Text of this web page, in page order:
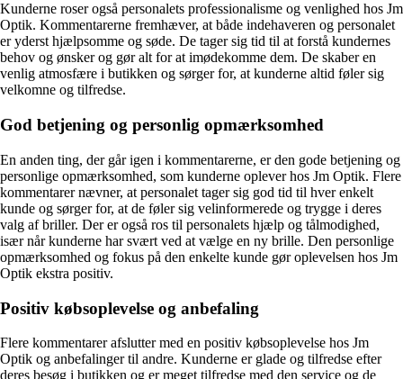
Kunderne roser også personalets professionalisme og venlighed hos Jm
Optik. Kommentarerne fremhæver, at både indehaveren og personalet
er yderst hjælpsomme og søde. De tager sig tid til at forstå kundernes
behov og ønsker og gør alt for at imødekomme dem. De skaber en
venlig atmosfære i butikken og sørger for, at kunderne altid føler sig
velkomne og tilfredse.
God betjening og personlig opmærksomhed
En anden ting, der går igen i kommentarerne, er den gode betjening og
personlige opmærksomhed, som kunderne oplever hos Jm Optik. Flere
kommentarer nævner, at personalet tager sig god tid til hver enkelt
kunde og sørger for, at de føler sig velinformerede og trygge i deres
valg af briller. Der er også ros til personalets hjælp og tålmodighed,
især når kunderne har svært ved at vælge en ny brille. Den personlige
opmærksomhed og fokus på den enkelte kunde gør oplevelsen hos Jm
Optik ekstra positiv.
Positiv købsoplevelse og anbefaling
Flere kommentarer afslutter med en positiv købsoplevelse hos Jm
Optik og anbefalinger til andre. Kunderne er glade og tilfredse efter
deres besøg i butikken og er meget tilfredse med den service og de